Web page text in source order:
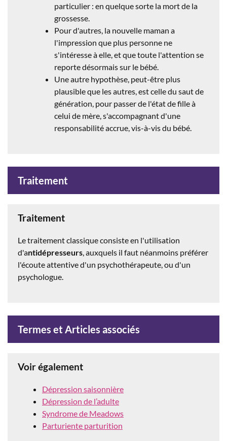
particulier : en quelque sorte la mort de la
grossesse.
Pour d'autres, la nouvelle maman a
l'impression que plus personne ne
s'intéresse à elle, et que toute l'attention se
reporte désormais sur le bébé.
Une autre hypothèse, peut-être plus
plausible que les autres, est celle du saut de
génération, pour passer de l'état de fille à
celui de mère, s'accompagnant d'une
responsabilité accrue, vis-à-vis du bébé.
Traitement
Traitement
Le traitement classique consiste en l'utilisation
d'antidépresseurs, auxquels il faut néanmoins préférer
l'écoute attentive d'un psychothérapeute, ou d'un
psychologue.
Termes et Articles associés
Voir également
Dépression saisonnière
Dépression de l’adulte
Syndrome de Meadows
Parturiente parturition